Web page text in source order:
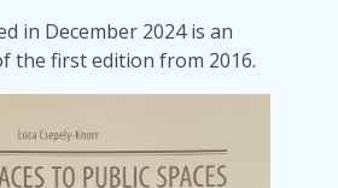
in December 2024 is an
the first edition from 2016.